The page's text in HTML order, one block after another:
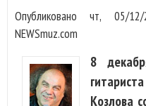
Опубликованочт, 05/
NEWSmuz.com
8
Козлова